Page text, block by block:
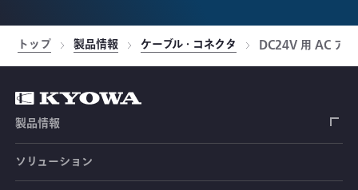
トップ 製品情報 ケーブル・コネクタ DC24V 用 AC アダ
製品情報
ひずみゲージ
ソリューション